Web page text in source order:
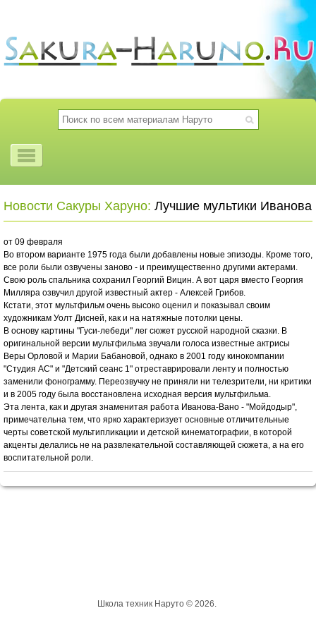
Новости Сакуры Харуно: Лучшие мультики Иванова
от 09 февраля
Во втором варианте 1975 года были добавлены новые эпизоды. Кроме того,
все роли были озвучены заново - и преимущественно другими актерами.
Свою роль спальника сохранил Георгий Вицин. А вот царя вместо Георгия
Милляра озвучил другой известный актер - Алексей Грибов.
Кстати, этот мультфильм очень высоко оценил и показывал своим
художникам Уолт Дисней, как и на натяжные потолки цены.
В основу картины "Гуси-лебеди" лег сюжет русской народной сказки. В
оригинальной версии мультфильма звучали голоса известные актрисы
Веры Орловой и Марии Бабановой, однако в 2001 году кинокомпании
"Студия АС" и "Детский сеанс 1" отреставрировали ленту и полностью
заменили фонограмму. Переозвучку не приняли ни телезрители, ни критики
и в 2005 году была восстановлена исходная версия мультфильма.
Эта лента, как и другая знаменитая работа Иванова-Вано - "Мойдодыр",
примечательна тем, что ярко характеризует основные отличительные
черты советской мультипликации и детской кинематографии, в которой
акценты делались не на развлекательной составляющей сюжета, а на его
воспитательной роли.
Школа техник Наруто © 2026.